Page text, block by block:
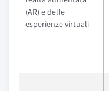
(AR) e delle
esperienze virtuali